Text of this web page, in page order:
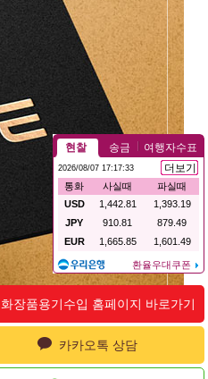
화장품용기수입 홈페이지 바로가기
카카오톡 상담